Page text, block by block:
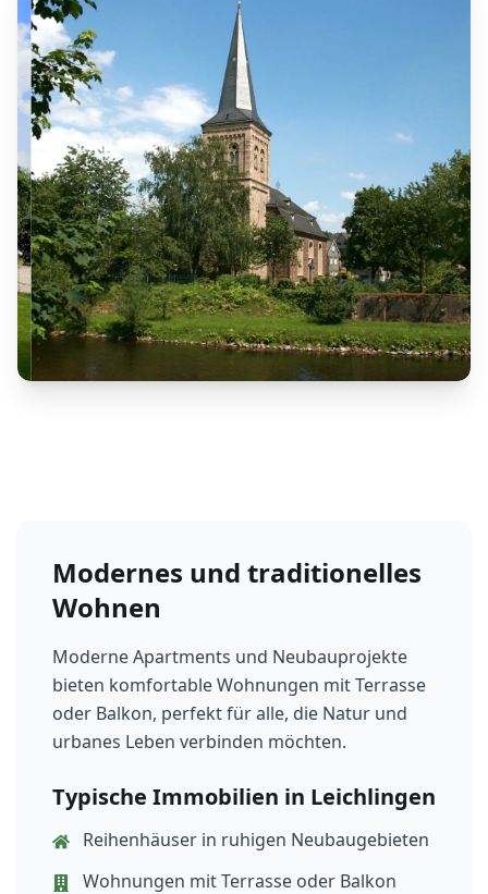
Modernes und traditionelles
Wohnen
Moderne Apartments und Neubauprojekte
bieten komfortable Wohnungen mit Terrasse
oder Balkon, perfekt für alle, die Natur und
urbanes Leben verbinden möchten.
Typische Immobilien in Leichlingen
Reihenhäuser in ruhigen Neubaugebieten
Wohnungen mit Terrasse oder Balkon